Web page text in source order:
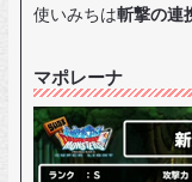
使いみちは斬撃の連
マポレーナ